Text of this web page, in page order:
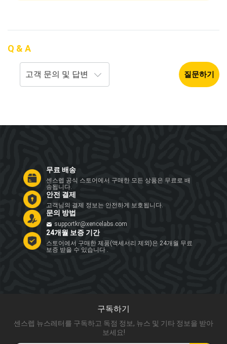
Q & A
질문하기
무료 배송
센스렙 공식 스토어에서 구매한 모든 상품은 무료로 배
송됩니다.
안전 결제
고객님의 결제 정보는 안전하게 보호됩니다.
문의 방법
supportkr@xencelabs.com
24개월 보증 기간
스토어에서 구매한 제품(액세서리 제외)은 24개월 무료
보증 받을 수 있습니다 .
구독하기
센스렙 뉴스레터를 구독하고 독점 정보, 뉴스 및 기타 정보을 받아
보세요!